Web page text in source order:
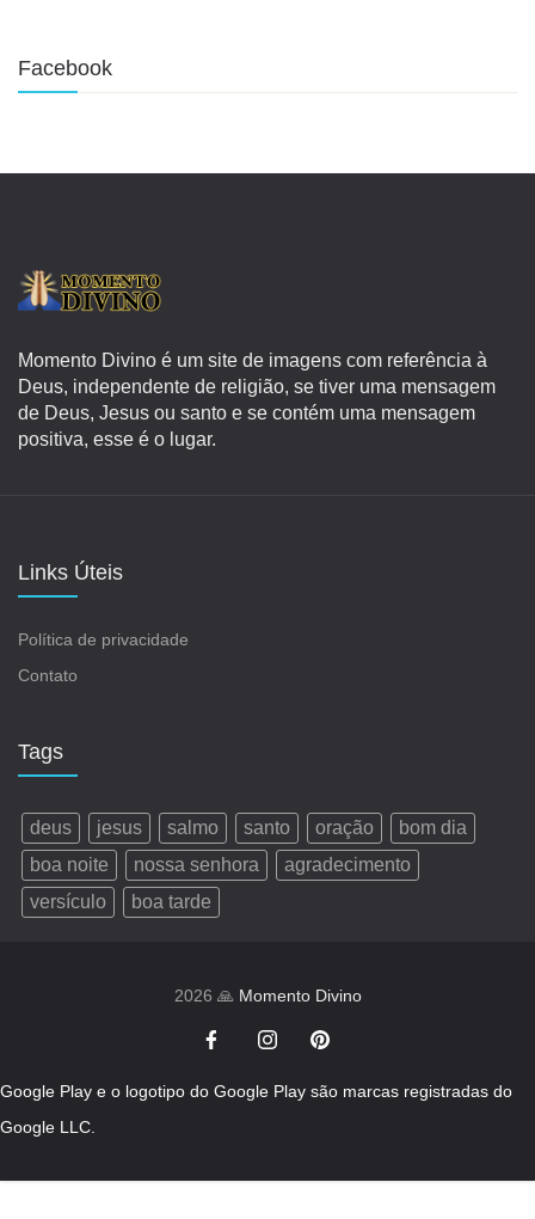
Facebook
Momento Divino é um site de imagens com referência à
Deus, independente de religião, se tiver uma mensagem
de Deus, Jesus ou santo e se contém uma mensagem
positiva, esse é o lugar.
Links Úteis
Política de privacidade
Contato
Tags
deus jesus salmo santo oração
bom dia
boa noite
nossa senhora
agradecimento
versículo
boa tarde
2026 🙏 Momento Divino
Google Play e o logotipo do Google Play são marcas registradas do
Google LLC.